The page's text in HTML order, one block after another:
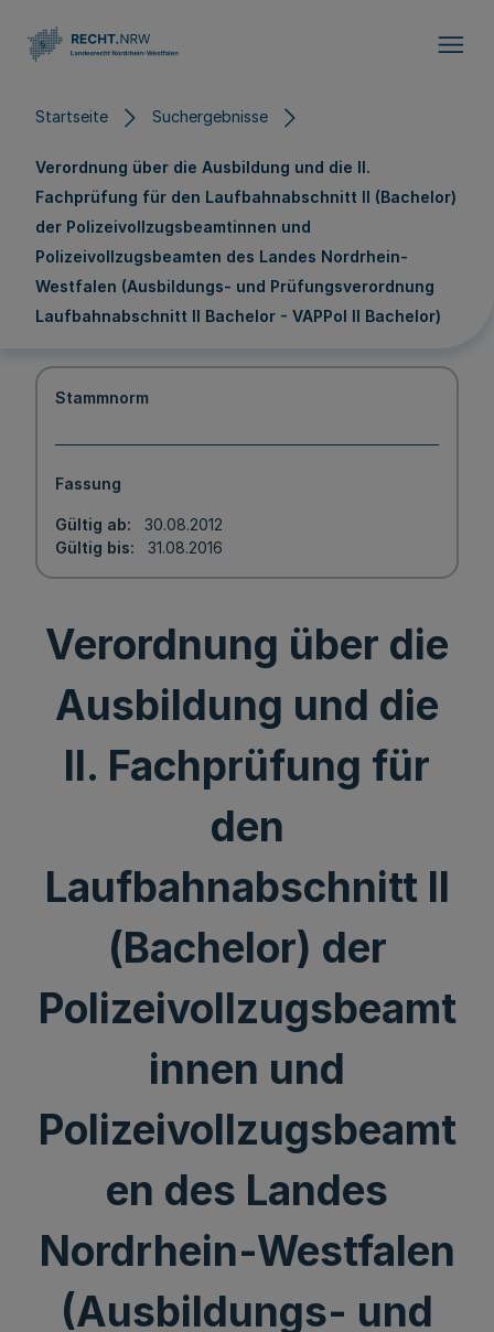
Startseite Suchergebnisse
Verordnung über die Ausbildung und die II.
Fachprüfung für den Laufbahnabschnitt II (Bachelor)
der Polizeivollzugsbeamtinnen und
Polizeivollzugsbeamten des Landes Nordrhein-
Westfalen (Ausbildungs- und Prüfungsverordnung
Laufbahnabschnitt II Bachelor - VAPPol II Bachelor)
Stammnorm
Fassung
Gültig ab
30.08.2012
Gültig bis
31.08.2016
Verordnung über die
Ausbildung und die
II. Fachprüfung für
den
Laufbahnabschnitt II
(Bachelor) der
Polizeivollzugsbeamt
innen und
Polizeivollzugsbeamt
en des Landes
Nordrhein-Westfalen
(Ausbildungs- und